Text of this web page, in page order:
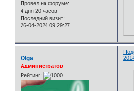
Провел на форуме:
4 дня 20 часов
Последний визит:
26-04-2024 09:29:27
Olga
Администратор
Рейтинг: